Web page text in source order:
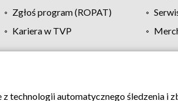
Zgłoś program (ROPAT)
Kariera w TVP
Moje zgody Pomoc
technologii automatycznego śledzenia i